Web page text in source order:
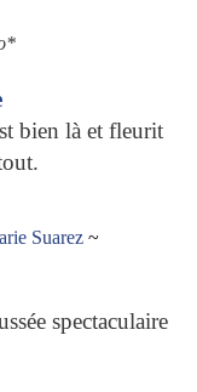
bien là et fleurit
Suarez ~
spectaculaire